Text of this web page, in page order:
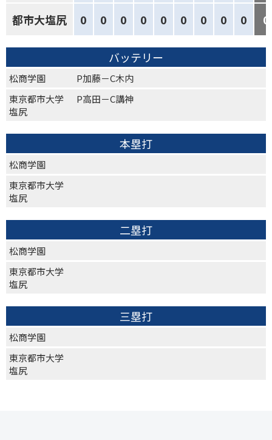
都市大塩尻 0 0 0 0 0 0 0 0 0 0
バッテリー
松商学園
P加藤－C木内
東京都市大学
塩尻
P高田－C講神
本塁打
松商学園
東京都市大学
塩尻
二塁打
松商学園
東京都市大学
塩尻
三塁打
松商学園
東京都市大学
塩尻